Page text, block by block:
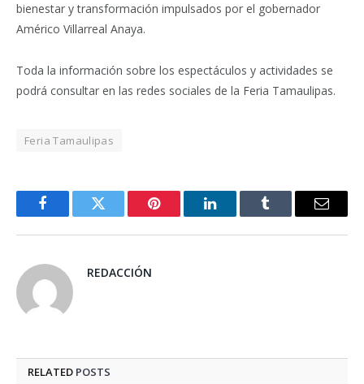
bienestar y transformación impulsados por el gobernador
Américo Villarreal Anaya.
Toda la información sobre los espectáculos y actividades se
podrá consultar en las redes sociales de la Feria Tamaulipas.
Feria Tamaulipas
FacebookTwitter Pinterest LinkedInTumblr Email
REDACCIÓN
RELATED POSTS